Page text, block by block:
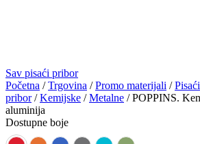
Sav pisaći pribor
Početna /Trgovina /Promo materijali /Pisaći
pribor/Kemijske /Metalne / POPPINS.
aluminija
Dostupne boje